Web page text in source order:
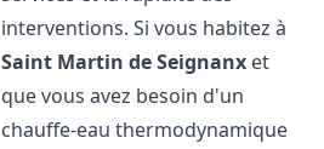
interventions. Si vous habitez à
Saint Martin de Seignanx et
que vous avez besoin d'un
chauffe-eau thermodynamique